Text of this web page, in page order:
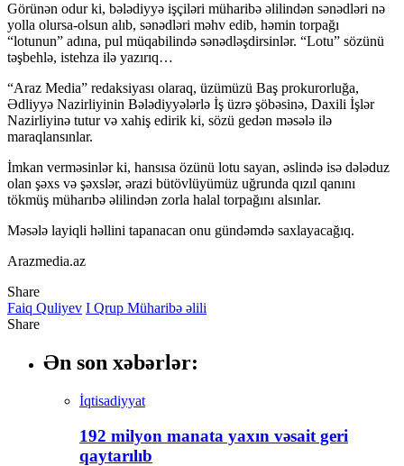
Görünən odur ki, bələdiyyə işçiləri müharibə əlilindən sənədləri nə
yolla olursa-olsun alıb, sənədləri məhv edib, həmin torpağı
“lotunun” adına, pul müqabilində sənədləşdirsinlər. “Lotu” sözünü
təşbehlə, istehza ilə yazırıq…
“Araz Media” redaksiyası olaraq, üzümüzü Baş prokurorluğa,
Ədliyyə Nazirliyinin Bələdiyyələrlə İş üzrə şöbəsinə, Daxili İşlər
Nazirliyinə tutur və xahiş edirik ki, sözü gedən məsələ ilə
maraqlansınlar.
İmkan verməsinlər ki, hansısa özünü lotu sayan, əslində isə dələduz
olan şəxs və şəxslər, ərazi bütövlüyümüz uğrunda qızıl qanını
tökmüş müharıbə əlilindən zorla halal torpağını alsınlar.
Məsələ layiqli həllini tapanacan onu gündəmdə saxlayacağıq.
Arazmedia.az
Share
Faiq Quliyev I Qrup Müharibə əlili
Share
Ən son xəbərlər:
İqtisadiyyat
192 milyon manata yaxın vəsait geri
qaytarılıb